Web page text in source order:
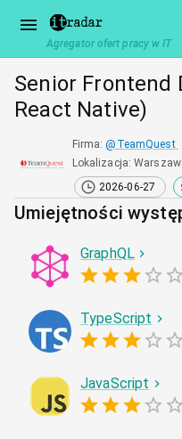
Agregator ofert pracy w IT
Senior Frontend
React Native)
Firma: @ TeamQuest
Lokalizacja:
2026-06-27
Umiejętności
GraphQL
TypeScript
JavaScript